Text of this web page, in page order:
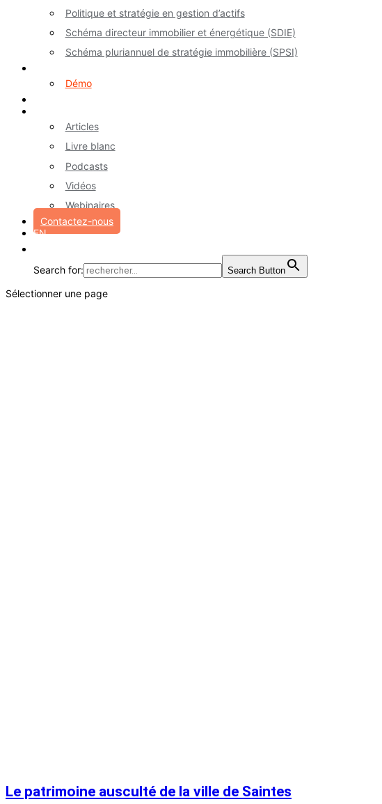
Politique et stratégie en gestion d’actifs
Schéma directeur immobilier et énergétique (SDIE)
Schéma pluriannuel de stratégie immobilière (SPSI)
Démo
Articles
Livre blanc
Podcasts
Vidéos
Webinaires
Contactez-nous
EN
Search for: Search Button
Sélectionner une page
Le patrimoine ausculté de la ville de Saintes